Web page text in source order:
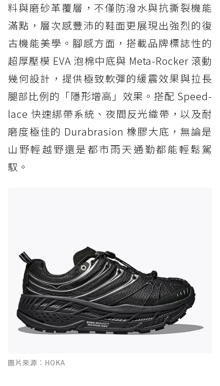
料與磨砂革覆層，不僅防潑水與抗撕裂機能
滿點，層次感豐沛的鞋面更展現出強烈的復
古機能美學。腳感方面，搭載品牌標誌性的
超厚壓模 EVA 泡棉中底與 Meta-Rocker 滾動
幾何設計，提供極致軟彈的緩震效果與拉長
腿部比例的「隱形增高」效果。搭配 Speed-
lace 快速綁帶系統、夜間反光織帶，以及耐
磨度極佳的 Durabrasion 橡膠大底，無論是
山野輕越野還是都市雨天通勤都能輕鬆駕
馭。
圖片來源：HOKA